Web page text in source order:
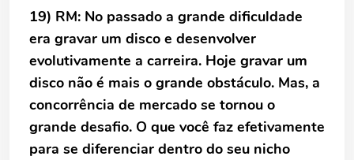
19) RM: No passado a grande dificuldade
era gravar um disco e desenvolver
evolutivamente a carreira. Hoje gravar um
disco não é mais o grande obstáculo. Mas, a
concorrência de mercado se tornou o
grande desafio. O que você faz efetivamente
para se diferenciar dentro do seu nicho